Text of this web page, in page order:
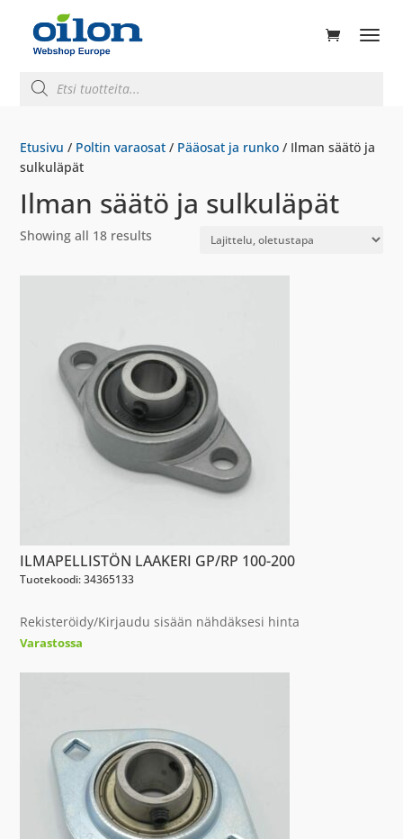
search
Etusivu / Poltin varaosat / Pääosat ja runko / Ilman säätö ja
sulkuläpät
Ilman säätö ja sulkuläpät
Showing all 18 results
ILMAPELLISTÖN LAAKERI GP/RP 100-200
Tuotekoodi: 34365133
Rekisteröidy/Kirjaudu sisään nähdäksesi hinta
Varastossa